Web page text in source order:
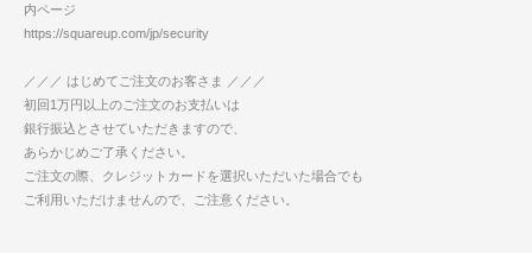
内ページ
https://squareup.com/jp/security
／／／ はじめてご注文のお客さま ／／／
初回1万円以上のご注文のお支払いは
銀行振込とさせていただきますので、
あらかじめご了承ください。
ご注文の際、クレジットカードを選択いただいた場合でも
ご利用いただけませんので、ご注意ください。